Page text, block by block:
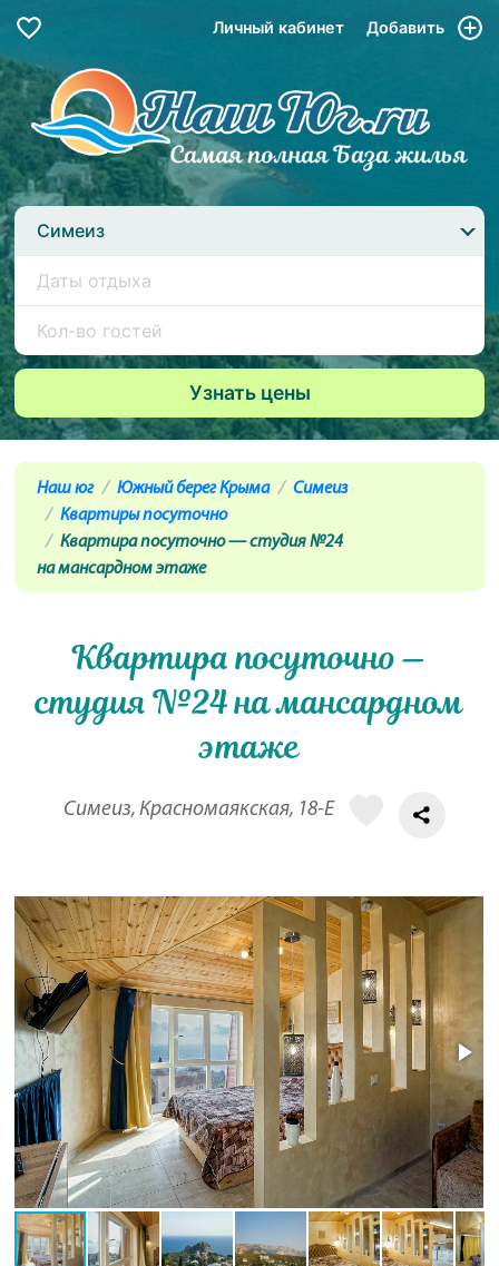
Личный кабинет Добавить
Симеиз
Наш юг Южный берег Крыма
Симеиз
Квартиры посуточно
Квартира посуточно — студия №24
на мансардном этаже
Квартира посуточно —
студия №24 на мансардном
этаже
Симеиз, Красномаякская, 18-Е